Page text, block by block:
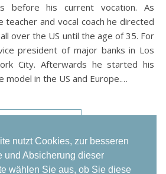
before his current vocation. As
teacher and vocal coach he directed
over the US until the age of 35. For
president of major banks in Los
City. Afterwards he started his
model in the US and Europe.…
0 Kommentare
nutzt Cookies, zur besseren
und Absicherung dieser
wählen Sie aus, ob Sie diese